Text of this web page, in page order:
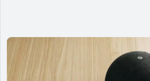
Articles